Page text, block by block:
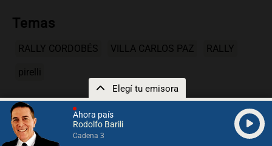
Ahora país
Rodolfo Barili
Cadena 3
Elegí tu emisora
Temas
RALLY CORDOBÉS VILLA CARLOS PAZ RALLY
pirelli